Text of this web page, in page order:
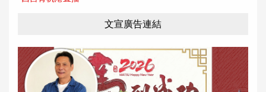
文宣廣告連結